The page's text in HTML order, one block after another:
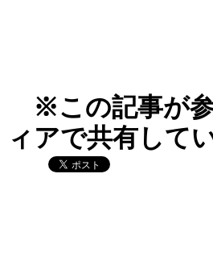
※この記事が
ィアで共有して